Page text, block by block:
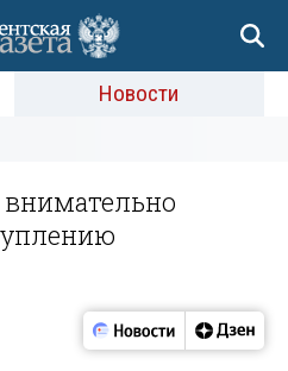
Новости